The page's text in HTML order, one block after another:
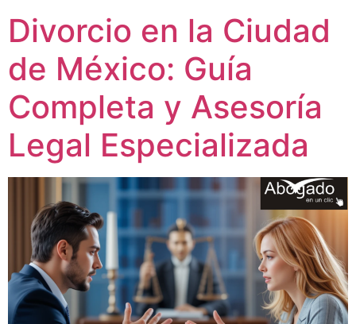
Divorcio en la Ciudad
de México: Guía
Completa y Asesoría
Legal Especializada